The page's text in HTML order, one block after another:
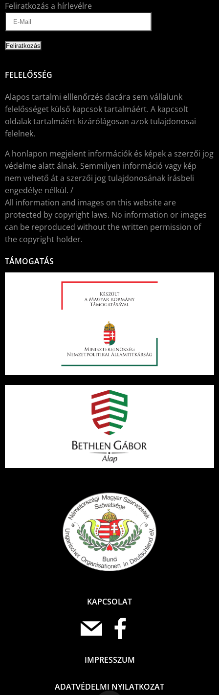
Feliratkozás a hírlevélre
FELELŐSSÉG
Alapos tartalmi elllenőrzés dacára sem vállalunk
felelősséget külső kapcsok tartalmáért. A kapcsolt
oldalak tartalmáért kizárólágosan azok tulajdonosai
felelnek.
A honlapon megjelent információk és képek a szerzői jog
védelme alatt álnak. Semmilyen információ vagy kép
nem vehető át a szerzői jog tulajdonosának írásbeli
engedélye nélkül. /
All information and images on this website are
protected by copyright laws. No information or images
can be reproduced without the written permission of
the copyright holder.
TÁMOGATÁS
KAPCSOLAT
IMPRESSZUM
ADATVÉDELMI NYILATKOZAT